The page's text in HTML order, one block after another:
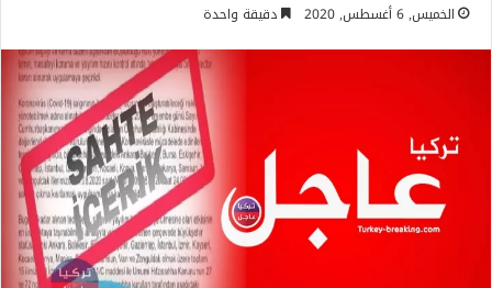
الخميس, 6 أغسطس, 2020 دقيقة واحدة